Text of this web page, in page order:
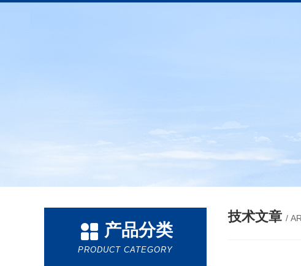
产品分类
PRODUCT CATEGORY
技术文章 /